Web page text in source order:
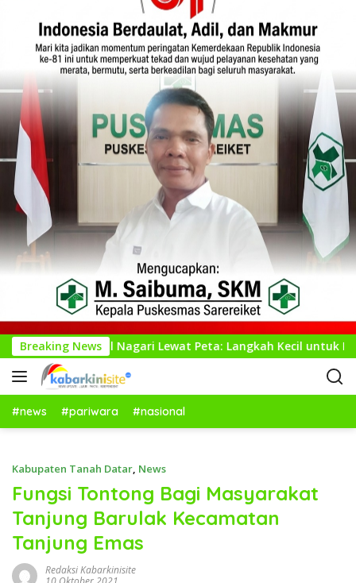
Breaking News
Nagari Lewat Peta: Langkah Kecil untuk Perencanaan
#news #pariwara #nasional
Kabupaten Tanah Datar, News
Fungsi Tontong Bagi Masyarakat
Tanjung Barulak Kecamatan
Tanjung Emas
Redaksi Kabarkinisite